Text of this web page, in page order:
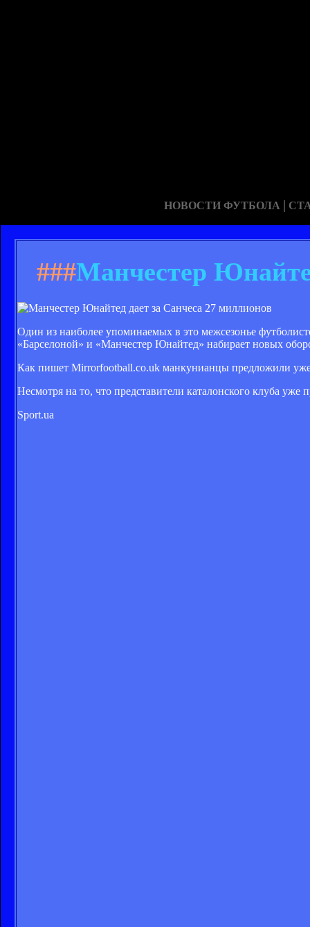
НОВОСТИ ФУТБОЛА |
###Манчестер
Один из наиболее упоминаемых в это межсезонье
«Барселоной» и «Манчестер Юнайтед» набирает новых
Как пишет Mirrorfootball.co.uk манкунианцы предложили
Несмотря на то, что представители каталонского клуба
Sport.ua